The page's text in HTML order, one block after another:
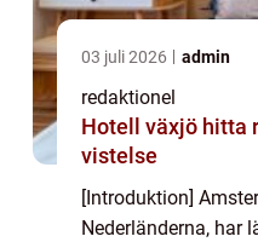
03 juli 2026 admin
redaktionel
Hotell växjö hitta rätt boende för din
vistelse
[Introduktion]
Nederländerna, har